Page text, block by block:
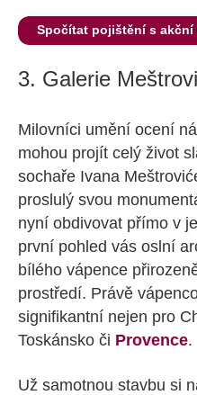
Spočítat pojištění s akční
3. Galerie
Milovníci umění ocení
mohou projít celý život
sochaře Ivana
proslulý svou
nyní obdivovat přímo v
první pohled vás oslní
bílého vápence
prostředí. Právě
signifikantní nejen pro
Toskánsko či Provence.
Už samotnou stavbu si